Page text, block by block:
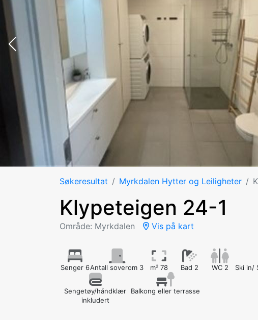
Søkeresultat Myrkdalen Hytter og Leiligheter
Klypeteigen 24-1
Område: Myrkdalen Vis på kart
Senger 6Antall soverom 3 m² 78 Bad 2 WC 2 Ski in/
Sengetøy/håndklær
inkludert
Balkong eller terrasse